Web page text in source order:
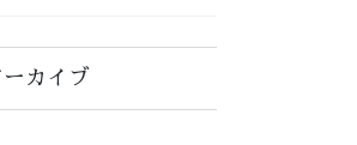
ーカイブ